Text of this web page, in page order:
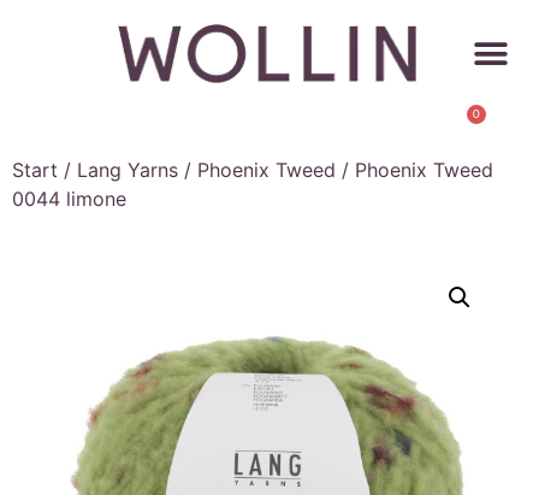
0
Start / Lang Yarns / Phoenix Tweed / Phoenix Tweed
0044 limone